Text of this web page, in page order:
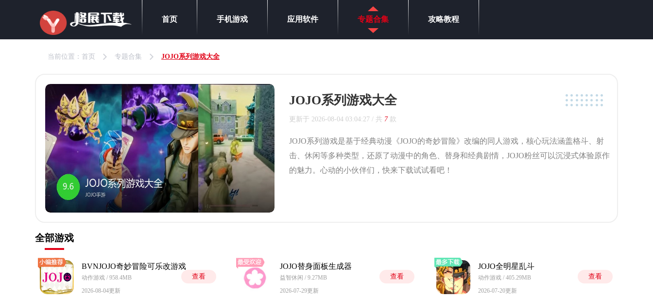
首页 手机游戏 应用软件 专题合集 攻略教程
当前位置： 首页 专题合集 JOJO系列游戏大全
JOJO系列游戏大全
更新于 2026-08-04 03:04:27 / 共 7 款
JOJO系列游戏是基于经典动漫《JOJO的奇妙冒险》改编的同人游戏，核心玩法涵盖格斗、射
击、休闲等多种类型，还原了动漫中的角色、替身和经典剧情，JOJO粉丝可以沉浸式体验原作
的魅力。心动的小伙伴们，快来下载试试看吧！
全部游戏
BVNJOJO奇妙冒险可乐改游戏
动作游戏 / 958.4MB
2026-08-04更新
查看
JOJO替身面板生成器
益智休闲 / 9.27MB
2026-07-29更新
查看
JOJO全明星乱斗
动作游戏 / 405.29MB
2026-07-20更新
查看